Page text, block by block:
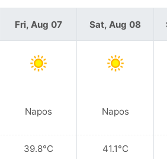
Fri, Aug 07
Napos
39.8°C
Sat, Aug 08
Napos
41.1°C